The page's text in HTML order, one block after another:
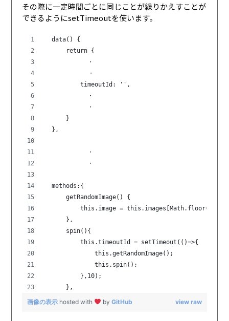
その際に一定時間ごとに同じことが繰りかえすことが
できるようにsetTimeoutを使います。
  data() {
      return {
・
       　　　・
          timeoutId: '',
            ・
            ・
      }
  },
            ・
            ・
  methods:{
      getRandomImage() {
this.image =
      },
      spin(){
          this.timeoutId = setTimeout(()=>{
              this.getRandomImage();
              this.spin();
          },10);
      },
view raw
画像の表示 hosted with byGitHub